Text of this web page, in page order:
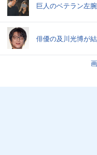
巨人のベテラン左
俳優の及川光博が